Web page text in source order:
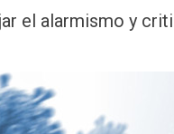
el alarmismo y